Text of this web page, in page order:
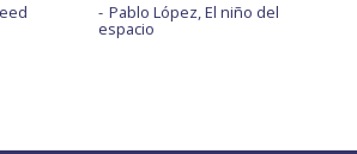
Pablo López, El niño del
espacio